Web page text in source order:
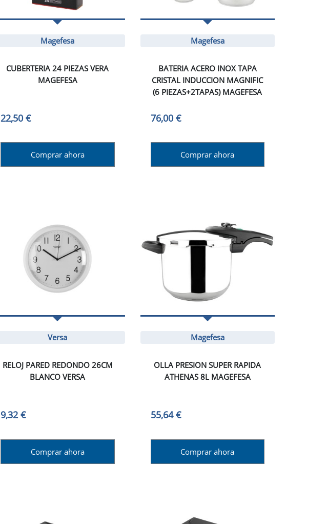
Magefesa
CUBERTERIA 24 PIEZAS VERA
MAGEFESA
22,50 €
Comprar ahora
Magefesa
BATERIA ACERO INOX TAPA
CRISTAL INDUCCION MAGNIFIC
(6 PIEZAS+2TAPAS) MAGEFESA
76,00 €
Comprar ahora
Versa
RELOJ PARED REDONDO 26CM
BLANCO VERSA
9,32 €
Comprar ahora
Magefesa
OLLA PRESION SUPER RAPIDA
ATHENAS 8L MAGEFESA
55,64 €
Comprar ahora